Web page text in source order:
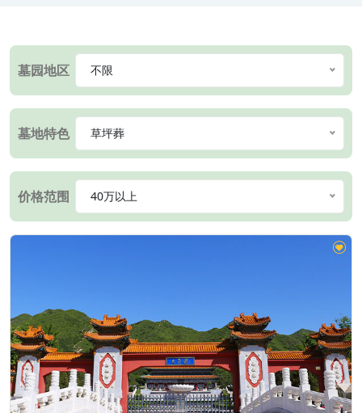
墓园地区 不限
墓地特色 草坪葬
价格范围 40万以上